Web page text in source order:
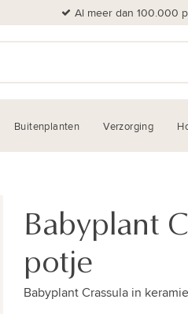
Al meer dan 100.000
Buitenplanten Verzorging
Babyplant
potje
Babyplant Crassula in